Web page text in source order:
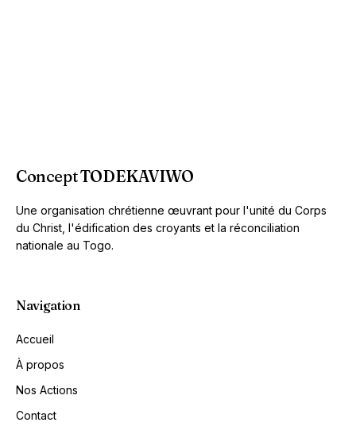
Concept TODEKAVIWO
Une organisation chrétienne œuvrant pour l'unité du Corps
du Christ, l'édification des croyants et la réconciliation
nationale au Togo.
Navigation
Accueil
À propos
Nos Actions
Contact